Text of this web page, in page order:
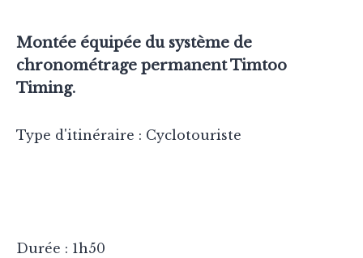
Montée équipée du système de
chronométrage permanent Timtoo
Timing.
Type d'itinéraire : Cyclotouriste
Durée : 1h50